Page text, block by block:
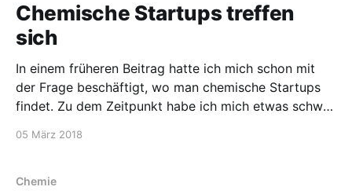
Chemische Startups treffen
sich
In einem früheren Beitrag hatte ich mich schon mit
der Frage beschäftigt, wo man chemische Startups
findet. Zu dem Zeitpunkt habe ich mich etwas schwer
Chemie(wende) Startup
05 März 2018
Chemie